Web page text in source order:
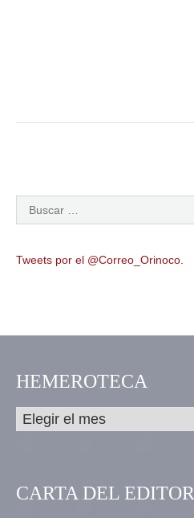
Tweets por el @Correo_Orinoco.
HEMEROTECA
CARTA DEL EDITOR